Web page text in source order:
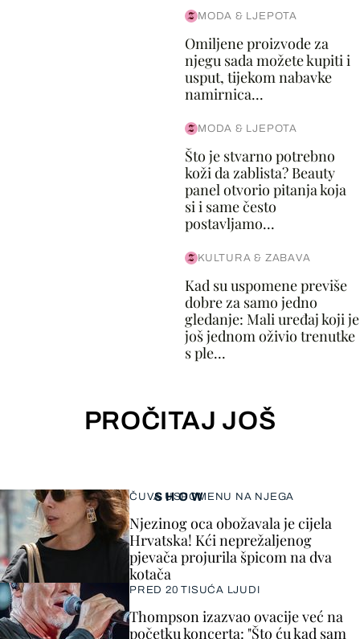
MODA & LJEPOTA
Omiljene proizvode za
njegu sada možete kupiti i
usput, tijekom nabavke
namirnica...
MODA & LJEPOTA
Što je stvarno potrebno
koži da zablista? Beauty
panel otvorio pitanja koja
si i same često
postavljamo...
KULTURA & ZABAVA
Kad su uspomene previše
dobre za samo jedno
gledanje: Mali uređaj koji je
još jednom oživio trenutke
s ple...
PROČITAJ JOŠ
SHOW
ČUVA USPOMENU NA NJEGA
Njezinog oca obožavala je cijela
Hrvatska! Kći neprežaljenog
pjevača projurila špicom na dva
kotača
PRED 20 TISUĆA LJUDI
Thompson izazvao ovacije već na
početku koncerta: "Što ću kad sam